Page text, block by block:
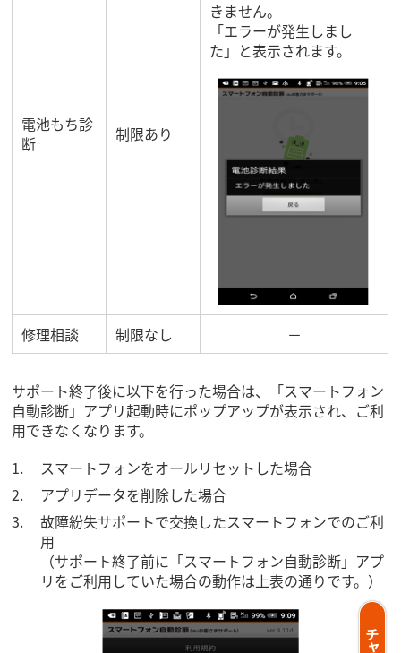
電池もち診
断
制限あり
きません。
「エラーが発生しまし
た」と表示されます。
修理相談 制限なし －
サポート終了後に以下を行った場合は、「スマートフォン
自動診断」アプリ起動時にポップアップが表示され、ご利
用できなくなります。
スマートフォンをオールリセットした場合
アプリデータを削除した場合
故障紛失サポートで交換したスマートフォンでのご利
用
（サポート終了前に「スマートフォン自動診断」アプ
リをご利用していた場合の動作は上表の通りです。）